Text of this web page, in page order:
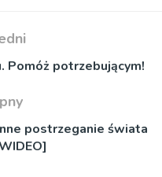
Pomóż potrzebującym!
postrzeganie świata